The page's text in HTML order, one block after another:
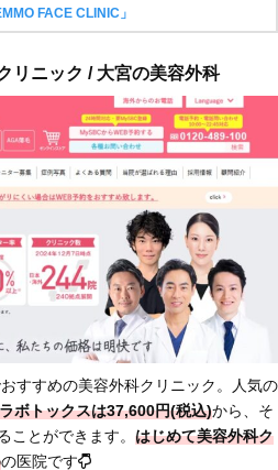
FACE CLINIC」
リニック / 大宮の美容外科
すすめの美容外科クリニック。人気の
ボトックスは37,600円(税込)から、そ
ことができます。 はじめて美容外科ク
の医院です